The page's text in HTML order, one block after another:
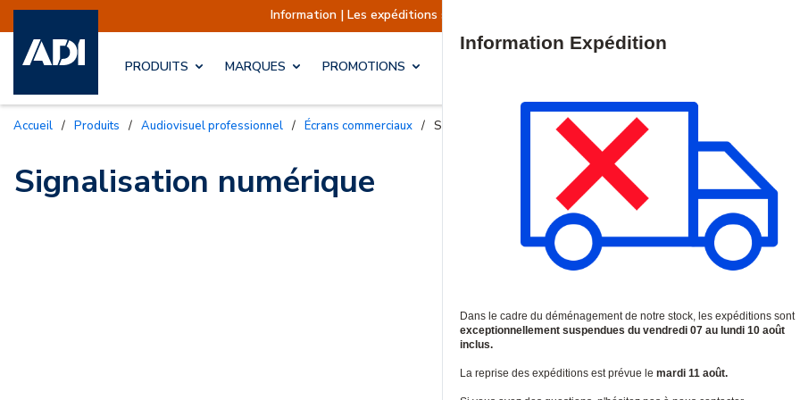
Information | Les expéditions sont actuellement suspendues
PRODUITS MARQUES PROMOTIONS
Accueil / Produits / Audiovisuel professionnel / Écrans commerciaux / Signalisation numérique
Signalisation numérique